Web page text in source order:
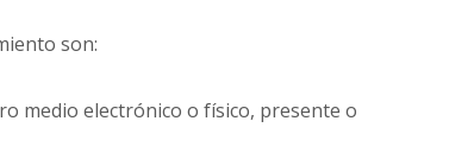
son:
medio electrónico o físico, presente o